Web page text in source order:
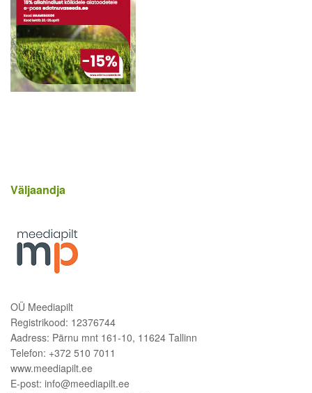
Väljaandja
OÜ Meediapilt
Registrikood: 12376744
Aadress: Pärnu mnt 161-10, 11624 Tallinn
Telefon: +372 510 7011
www.meediapilt.ee
E-post: info@meediapilt.ee